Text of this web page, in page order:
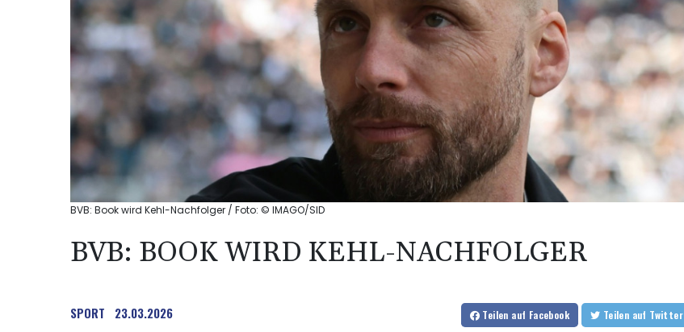
BVB: Book wird Kehl-Nachfolger / Foto: © IMAGO/SID
BVB: BOOK WIRD KEHL-NACHFOLGER
SPORT 23.03.2026 Teilen auf Facebook Teilen auf Twitter